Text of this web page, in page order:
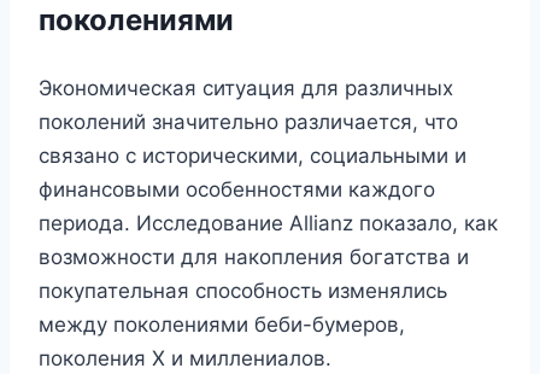
поколениями
Экономическая ситуация для различных
поколений значительно различается, что
связано с историческими, социальными и
финансовыми особенностями каждого
периода. Исследование Allianz показало, как
возможности для накопления богатства и
покупательная способность изменялись
между поколениями беби-бумеров,
поколения X и миллениалов.